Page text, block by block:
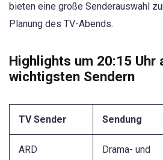
bieten eine große Senderauswahl
Planung des TV-Abends.
Highlights um 20:15 Uhr
wichtigsten Sendern
TV Sender Sendung
ARD
Drama- und